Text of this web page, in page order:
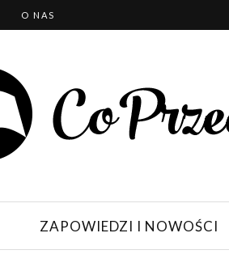
O NAS
ZAPOWIEDZI I NOWOŚCI